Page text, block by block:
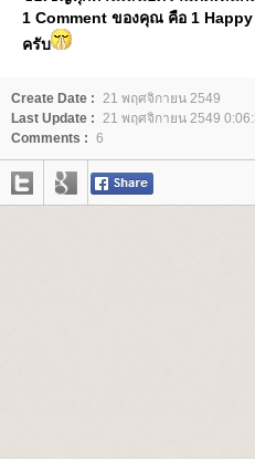
1 Comment ของคุณ คือ 1
ครับ
Create Date :
21 พฤศจิกายน 2549
Last Update :
21 พฤศจิกายน 2549
Comments : 6